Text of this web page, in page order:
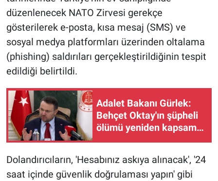
düzenlenecek NATO Zirvesi gerekçe
gösterilerek e-posta, kısa mesaj (SMS) ve
sosyal medya platformları üzerinden oltalama
(phishing) saldırıları gerçekleştirildiğinin tespit
edildiği belirtildi.
Adalet Bakanı Gürlek:
Behçet Oktay'ın şüpheli
ölümü yeniden kapsamlı
Dolandırıcıların, 'Hesabınız askıya alınacak', '24
saat içinde güvenlik doğrulaması yapın' gibi